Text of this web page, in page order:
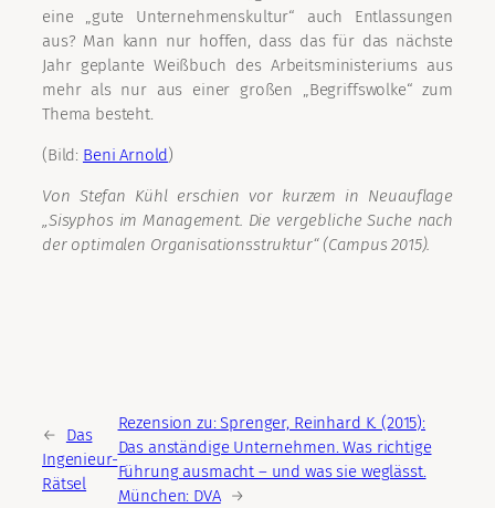
eine „gute Unternehmenskultur“ auch Entlassungen
aus? Man kann nur hoffen, dass das für das nächste
Jahr geplante Weißbuch des Arbeitsministeriums aus
mehr als nur aus einer großen „Begriffswolke“ zum
Thema besteht.
(Bild: Beni Arnold)
Von Stefan Kühl erschien vor kurzem in Neuauflage
„Sisyphos im Management. Die vergebliche Suche nach
der optimalen Organisationsstruktur“ (Campus 2015).
←
Das
Ingenieur-
Rätsel
Rezension zu: Sprenger, Reinhard K. (2015):
Das anständige Unternehmen. Was richtige
Führung ausmacht – und was sie weglässt.
München: DVA →